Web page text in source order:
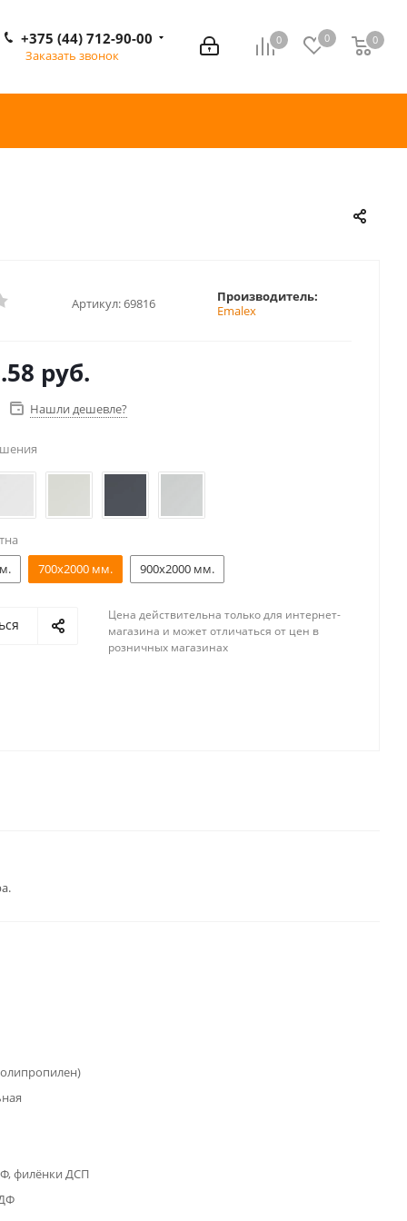
0 0 0
0
+375 (44) 712-90-00
Заказать звонок
Артикул:69816
Производитель:
Emalex
руб.
Нашли дешевле?
700x2000 мм. 900x2000 мм.
Цена действительна только для интернет-
магазина и может отличаться от цен в
розничных магазинах
филёнки ДСП